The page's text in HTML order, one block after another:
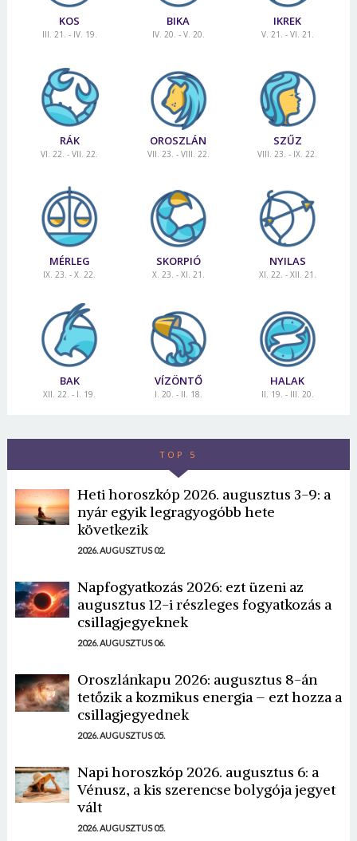
KOS
III. 21. - IV. 19.
BIKA
IV. 20. - V. 20.
IKREK
V. 21. - VI. 21.
RÁK
VI. 22. - VII. 22.
OROSZLÁN
VII. 23. - VIII. 22.
SZŰZ
VIII. 23. - IX. 22.
MÉRLEG
IX. 23. - X. 22.
SKORPIÓ
X. 23. - XI. 21.
NYILAS
XI. 22. - XII. 21.
BAK
XII. 22. - I. 19.
VÍZÖNTŐ
I. 20. - II. 18.
HALAK
II. 19. - III. 20.
TOP 5
Heti horoszkóp 2026. augusztus 3-9: a
nyár egyik legragyogóbb hete
következik
2026. AUGUSZTUS 02.
Napfogyatkozás 2026: ezt üzeni az
augusztus 12-i részleges fogyatkozás a
csillagjegyeknek
2026. AUGUSZTUS 06.
Oroszlánkapu 2026: augusztus 8-án
tetőzik a kozmikus energia – ezt hozza a
csillagjegyednek
2026. AUGUSZTUS 05.
Napi horoszkóp 2026. augusztus 6: a
Vénusz, a kis szerencse bolygója jegyet
vált
2026. AUGUSZTUS 05.